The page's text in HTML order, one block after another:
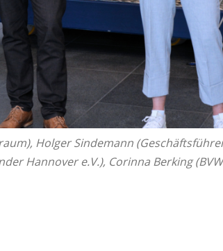
Hol­ger Sin­de­mann
Han­no­ver e.V.), Co­rin­na Ber­king